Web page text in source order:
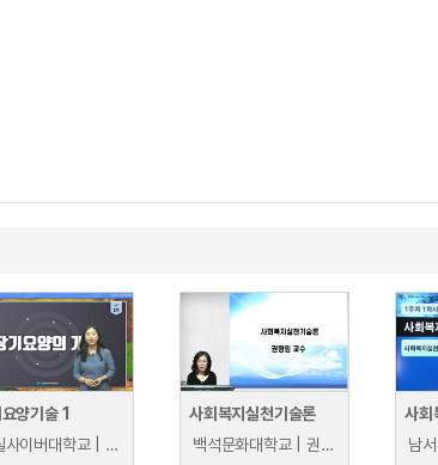
양기술 1
숭실사이버대학교 | 정은주
사회복지실천기술론
백석문화대학교 | 권향임
사회
남